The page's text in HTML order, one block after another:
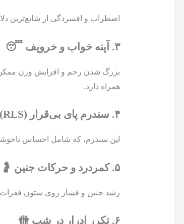
اضطراب و افسردگی از شایع‌ترین
۳. آپنه خواب و خروپف 😴
بزرگ شدن رحم و افزایش وزن ممکن
همراه دارد.
۴. سندرم پای بی‌قرار (RLS) 🦵
این سندرم، که شامل احساس
۵. کمردرد و حرکات جنین 🤰
رشد جنین و فشار روی ستون فقرات
۶. تکرر ادرار در شب 🚻